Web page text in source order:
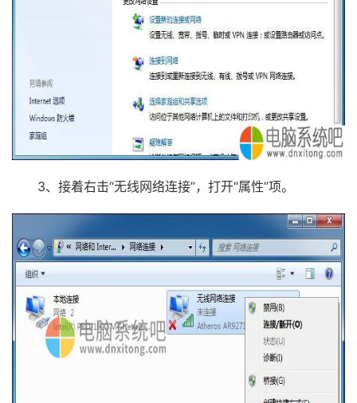
3、接着右击“无线网络连接”，打开“属性”项。